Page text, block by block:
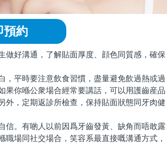
預約
好溝通，了解貼面厚度、顔色同質感，確保
平時要注意飲食習慣，盡量避免飲過熱或過
果你喺公衆場合經常要講話，可以用護齒産品
外，定期返診所檢查，保持貼面狀態同牙肉健
。有啲人以前因爲牙齒發黃、缺角而唔敢露
場同社交場合，笑容系最直接嘅溝通方式，